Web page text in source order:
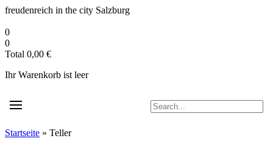
Zum
springen
freudenreich in the city Salzburg
0
0
Total 0,00 €
Ihr Warenkorb ist leer
Startseite » Teller